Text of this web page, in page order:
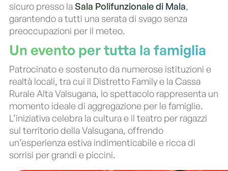
sicuro presso la Sala Polifunzionale di Mala,
garantendo a tutti una serata di svago senza
preoccupazioni per il meteo.
Un evento per tutta la famiglia
Patrocinato e sostenuto da numerose istituzioni e
realtà locali, tra cui il Distretto Family e la Cassa
Rurale Alta Valsugana, lo spettacolo rappresenta un
momento ideale di aggregazione per le famiglie.
L’iniziativa celebra la cultura e il teatro per ragazzi
sul territorio della Valsugana, offrendo
un’esperienza estiva indimenticabile e ricca di
sorrisi per grandi e piccini.